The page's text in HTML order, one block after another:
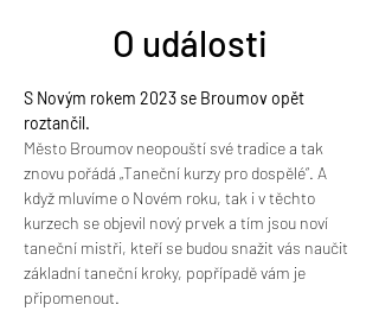
O události
S Novým rokem 2023 se Broumov opět
roztančil.
Město Broumov neopouští své tradice a tak
znovu pořádá „Taneční kurzy pro dospělé“. A
když mluvíme o Novém roku, tak i v těchto
kurzech se objevil nový prvek a tím jsou noví
taneční mistři, kteří se budou snažit vás naučit
základní taneční kroky, popřípadě vám je
připomenout.